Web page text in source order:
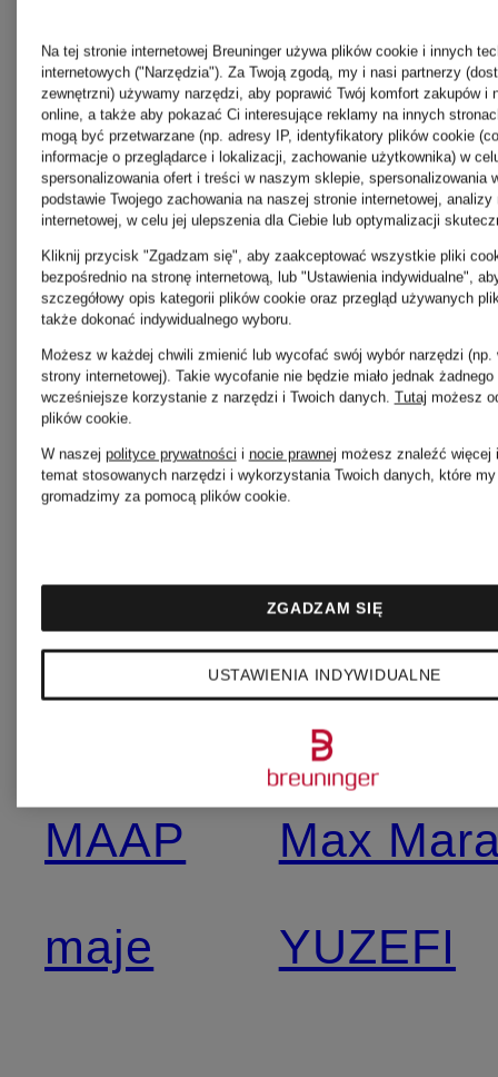
GOOSE
Joseph
Ribkoff
KENNEL &
SCHMENGER
CERANO
MAAP
maje
SANDRO
SKIMS
STONE
ISLAND
TIFFANY
UGG
Max
YUZEFI
Na tej stronie internetowej Breuninger używa plików cookie i innych
internetowych ("Narzędzia"). Za Twoją zgodą, my i nasi partnerzy
zewnętrzni) używamy narzędzi, aby poprawić Twój komfort zakupów i
online, a także aby pokazać Ci interesujące reklamy na innych
mogą być przetwarzane (np. adresy IP, identyfikatory plików cookie
informacje o przeglądarce i lokalizacji, zachowanie użytkownika) w
spersonalizowania ofert i treści w naszym sklepie, spersonalizowania
podstawie Twojego zachowania na naszej stronie internetowej,
internetowej, w celu jej ulepszenia dla Ciebie lub optymalizacji
Kliknij przycisk "Zgadzam się", aby zaakceptować wszystkie pliki
bezpośrednio na stronę internetową, lub "Ustawienia indywidualne",
szczegółowy opis kategorii plików cookie oraz przegląd używanych
także dokonać indywidualnego wyboru.
Możesz w każdej chwili zmienić lub wycofać swój wybór narzędzi (np.
strony internetowej). Takie wycofanie nie będzie miało jednak żadnego
wcześniejsze korzystanie z narzędzi i Twoich danych. Tutaj możesz
plików cookie.
W naszej polityce prywatności i nocie prawnej możesz znaleźć więcej
temat stosowanych narzędzi i wykorzystania Twoich danych, które
gromadzimy za pomocą plików cookie.
USTAWIENIA INDYWIDUALNE
ZGADZAM SIĘ